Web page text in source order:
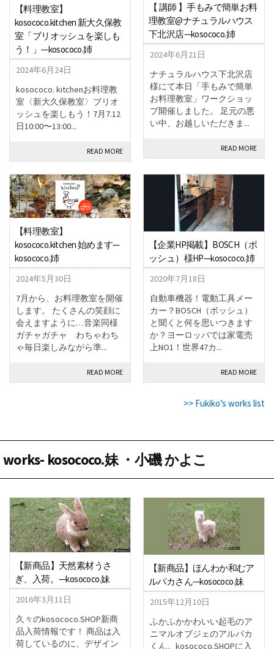
【料理教室】
kosococo.kitchen 新大久保教
室「ブリオッシュを楽しも
う！」—kosococo.姉
2024年6月24日
kosococo. kitchenお料理教
室〈新大久保教室〉ブリオ
ッシュを楽しもう！7月7.12
日10:00〜13:00...
READ MORE
【 講師 】手もみで簡単お料
理教室@ナチュラルハウス
下北沢店—kosococo.姉
2024年6月21日
ナチュラルハウス下北沢店
様にて本日「手もみで簡単
お料理教室」ワークショッ
プ開催しました。 足元の悪
い中、お越しいただきま...
READ MORE
【料理教室】
kosococo.kitchen 始めます—
kosococo.姉
2024年5月30日
7月から、お料理教室を開催
します。 たくさんの笑顔に
会えますように…音楽同様
ガチャガチャ わちゃわち
ゃ毎日楽しみながら準...
READ MORE
【企業HP掲載】BOSCH（ボ
ッシュ）様HP—kosococo.姉
2020年7月18日
自動車機器！電動工具メー
カー？BOSCH（ボッシュ）
と聞くと何を思いつきます
か？ヨーロッパでは家電売
上NO1！世界47カ...
READ MORE
>> Fukiko’s works list
works- kosococo.妹 ・小磯 かよこ
【新商品】天然素材うさ
ぎ、入荷。—kosococo.妹
2016年3月11日
久々のkosococo.SHOP新商
品入荷情報です！ 商品は入
荷しているのに、デザイン
【新商品】ほんわか和むア
ルパカさん—kosococo.妹
2015年12月10日
ふかふかかわいい起毛のア
ニマルオブジェのアルパカ
くん。kosococo.SHOPに入